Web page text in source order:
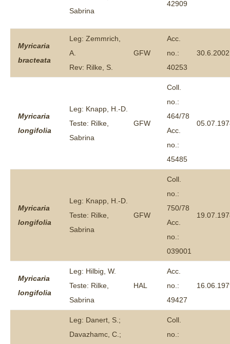
Sabrina
42909
Myricaria
bracteata
Leg: Zemmrich,
A.
Rev: Rilke, S.
GFW
Acc.
no.:
40253
30.6.2002
Myricaria
longifolia
Leg: Knapp, H.-D.
Teste: Rilke,
Sabrina
GFW
Coll.
no.:
464/78
Acc.
no.:
45485
Myricaria
longifolia
Leg: Knapp, H.-D.
Teste: Rilke,
Sabrina
GFW
Coll.
no.:
750/78
Acc.
no.:
039001
Myricaria
longifolia
Leg: Hilbig, W.
Teste: Rilke,
Sabrina
HAL
Acc.
no.:
49427
Leg: Danert, S.;
Davazhamc, C.;
Coll.
no.: